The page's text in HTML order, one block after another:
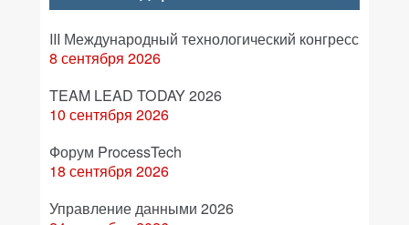
III Международный технологический конгресс
8 сентября 2026
TEAM LEAD TODAY 2026
10 сентября 2026
Форум ProcessTech
18 сентября 2026
Управление данными 2026